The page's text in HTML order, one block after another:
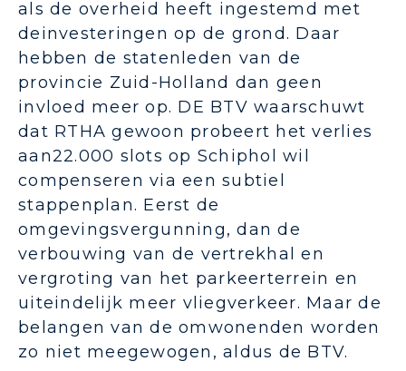
als de overheid heeft ingestemd met
deinvesteringen op de grond. Daar
hebben de statenleden van de
provincie Zuid-Holland dan geen
invloed meer op. DE BTV waarschuwt
dat RTHA gewoon probeert het verlies
aan22.000 slots op Schiphol wil
compenseren via een subtiel
stappenplan. Eerst de
omgevingsvergunning, dan de
verbouwing van de vertrekhal en
vergroting van het parkeerterrein en
uiteindelijk meer vliegverkeer. Maar de
belangen van de omwonenden worden
zo niet meegewogen, aldus de BTV.